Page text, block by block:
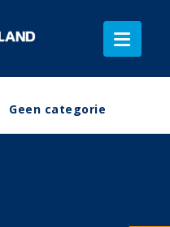
Geen categorie